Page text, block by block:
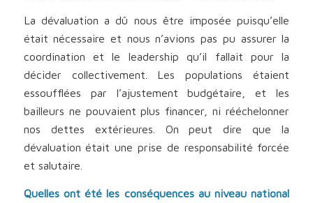
La dévaluation a dû nous être imposée puisqu’elle
était nécessaire et nous n’avions pas pu assurer la
coordination et le leadership qu’il fallait pour la
décider collectivement. Les populations étaient
essoufflées par l’ajustement budgétaire, et les
bailleurs ne pouvaient plus financer, ni rééchelonner
nos dettes extérieures. On peut dire que la
dévaluation était une prise de responsabilité forcée
et salutaire.
Quelles ont été les conséquences au niveau national